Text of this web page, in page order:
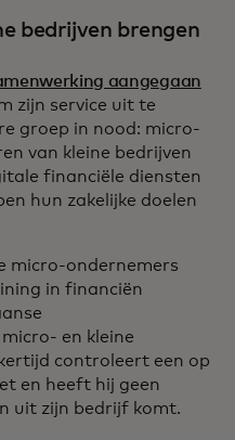
bedrijven brengen
aangegaan
in a new tab
zijn service uit te
groep in nood: micro-
van kleine bedrijven
financiële diensten
hun zakelijke doelen
micro-ondernemers
in financiën
en kleine
tabcontroleert een op
en heeft hij geen
uit zijn bedrijf komt.